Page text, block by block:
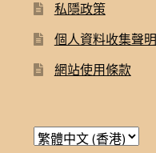
私隱政策
個人資料收集聲明
網站使用條款